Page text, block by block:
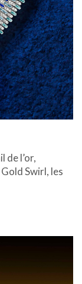
de l’or,
Swirl, les